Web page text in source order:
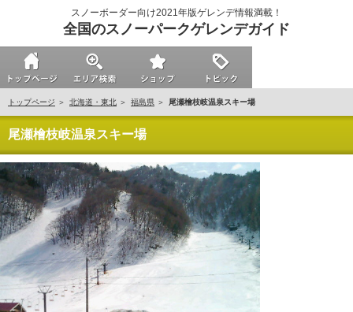
スノーボーダー向け2021年版ゲレンデ情報満載！
全国のスノーパークゲレンデガイド
トップページ 北海道・東北 福島県 尾瀬檜枝岐温泉スキー場
尾瀬檜枝岐温泉スキー場